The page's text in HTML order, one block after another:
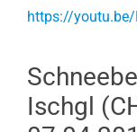
https://youtu.be/
Ischgl